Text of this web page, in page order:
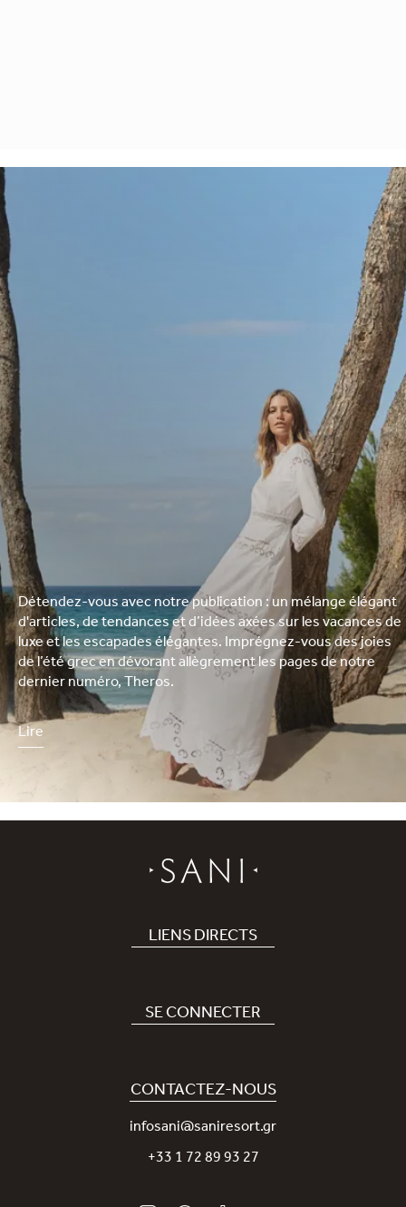
Détendez-vous avec notre publication : un mélange élégant
d'articles, de tendances et d’idées axées sur les vacances de
luxe et les escapades élégantes. Imprégnez-vous des joies
de l’été grec en dévorant allègrement les pages de notre
dernier numéro, Theros.
Lire
LIENS DIRECTS
Recrutement
News
Récompenses
Mariages
SE CONNECTER
Sani Rewards
CONTACTEZ-NOUS
infosani@saniresort.gr
+33 1 72 89 93 27